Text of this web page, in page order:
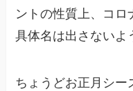
ントの性質上、コロ
具体名は出さないよ
ちょうどお正月シー